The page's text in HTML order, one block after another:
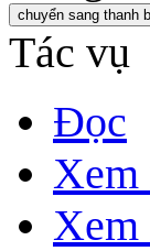
chuyển sang thanh
Tác vụ
Đọc
Xem